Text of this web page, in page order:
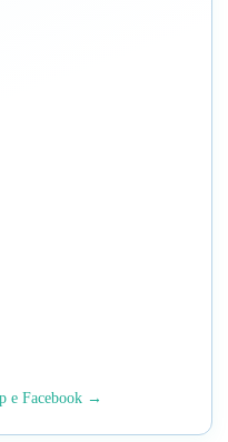
e Facebook →